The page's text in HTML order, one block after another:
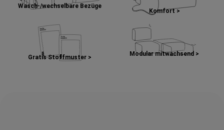
Wasch-/wechselbare Bezüge
Komfort >
Gratis Stoffmuster >
Modular mitwachsend >